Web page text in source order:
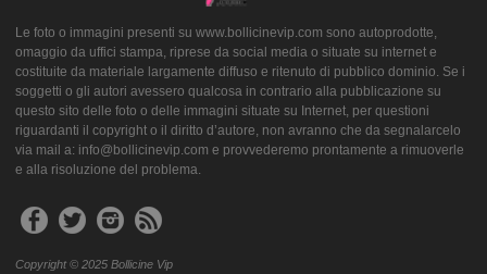
Le foto o immagini presenti su www.bollicinevip.com sono autoprodotte,
omaggio da uffici stampa, riprese da social media o situate su internet e
costituite da materiale largamente diffuso e ritenuto di pubblico dominio. Se i
soggetti o gli autori avessero qualcosa in contrario alla pubblicazione su
questo sito delle foto o delle immagini situate su Internet, per questioni
riguardanti il copyright o il diritto d’autore, non avranno che da segnalarcelo
via mail a: info@bollicinevip.com e provvederemo prontamente a rimuoverle
e alla risoluzione del problema.
Copyright © 2025 Bollicine Vip